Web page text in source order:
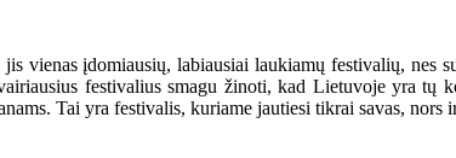
įdomiausių, labiausiai laukiamų festivalių, nes
festivalius smagu žinoti, kad Lietuvoje yra
Tai yra festivalis, kuriame jautiesi tikrai savas, nors